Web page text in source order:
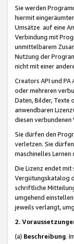
Sie werden
hiermit
Umsätze auf eine
Verbindung mit
unmittelbarem
Nutzung der
nicht mit einer
Creators API und
oder mehreren
Daten, Bilder, Texte
anwendbaren
diesen
Sie dürfen den
verletzen. Sie
maschinelles
Die Lizenz endet
Vergütungskatalog
schriftliche
umgehend
jeweils verlangt,
2.
(a) Beschreibung.